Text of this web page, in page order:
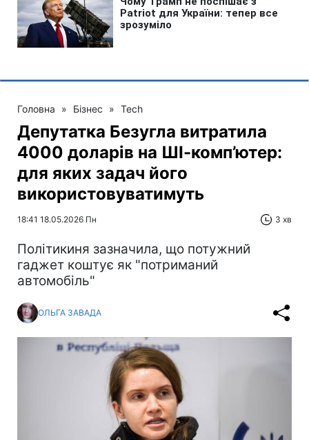
Головна » Бізнес » Tech
Депутатка Безугла витратила
4000 доларів на ШІ-комп’ютер:
для яких задач його
використовуватимуть
18:41 18.05.2026 Пн 3 хв
Політикиня зазначила, що потужний
гаджет коштує як "потриманий
автомобіль"
ОЛЬГА ЗАВАДА